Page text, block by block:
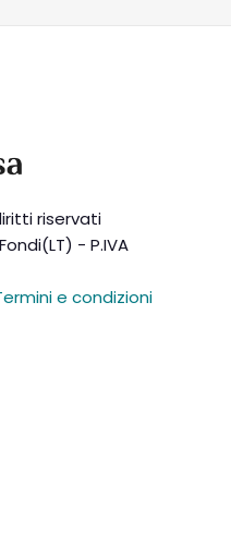
riservati
- P.IVA
e condizioni